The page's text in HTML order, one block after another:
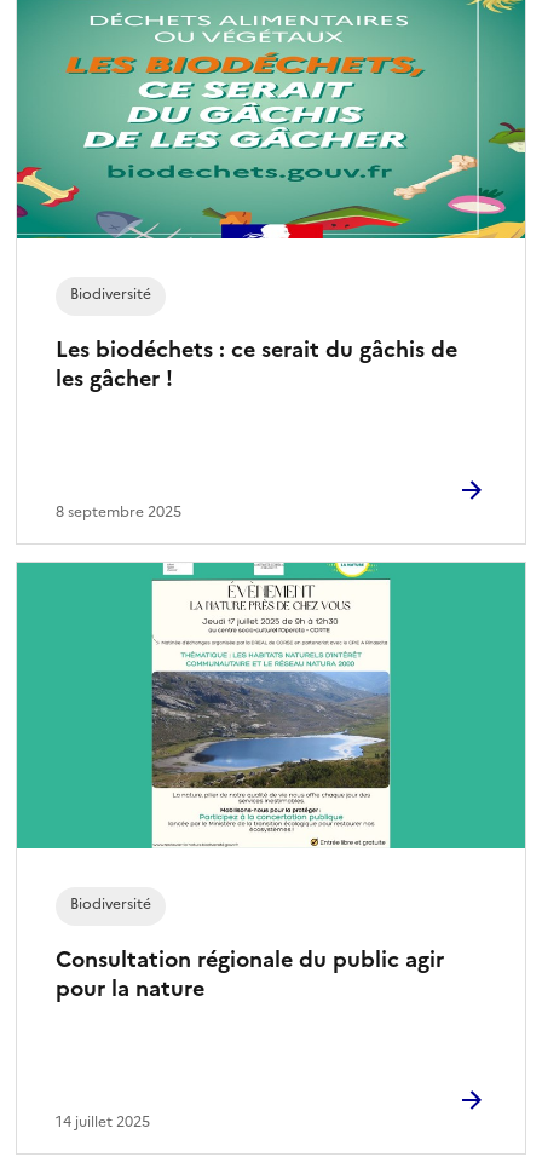
Les biodéchets : ce serait du gâchis de
les gâcher !
Biodiversité
8 septembre 2025
Consultation régionale du public agir
pour la nature
Biodiversité
14 juillet 2025